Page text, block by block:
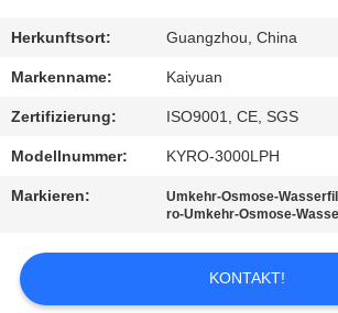
SIE
MIT
UNS
IN
VERBINDUNG
FORDERN
SIE
Herkunftsort: Guangzhou, China
Markenname: Kaiyuan
Zertifizierung: ISO9001, CE, SGS
Modellnummer: KYRO-3000LPH
Markieren: Umkehr-Osmose-
ro-Umkehr-Osmose-
KONTAKT!